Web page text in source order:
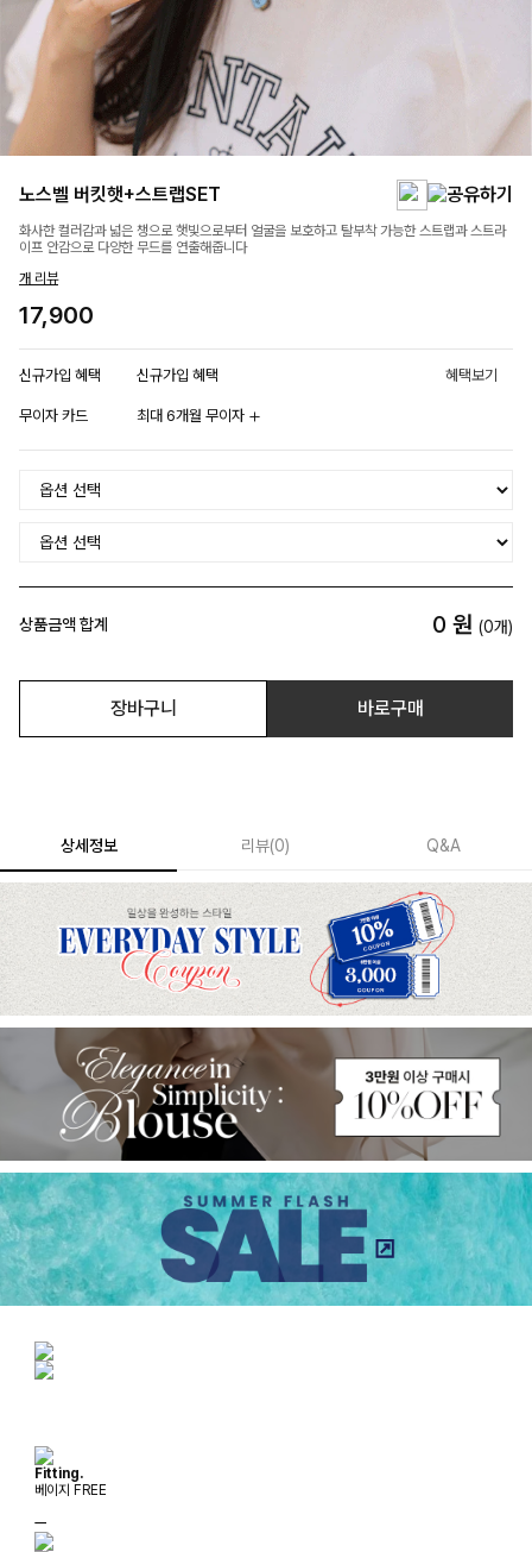
노스벨 버킷햇+스트랩SET
화사한 컬러감과 넓은 챙으로 햇빛으로부터 얼굴을 보호하고 탈부착 가능한 스트랩과 스트라
이프 안감으로 다양한 무드를 연출해줍니다
개 리뷰
17,900
신규가입 혜택 신규가입 혜택 혜택보기
무이자 카드 최대 6개월 무이자
상품금액 합계 0 원 (0개)
장바구니 바로구매
상세정보 리뷰(0) Q&A
Fitting.
베이지 FREE
ㅡ